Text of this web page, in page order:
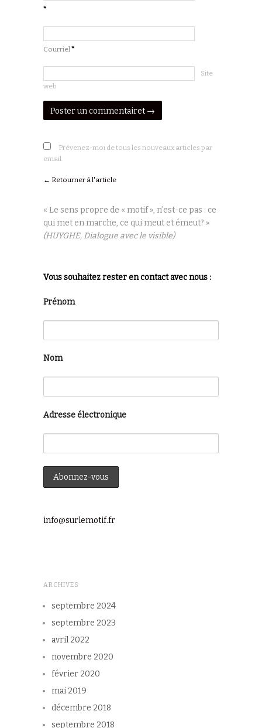
*
Courriel*
Site
web
Prévenez-moi de tous les nouveaux articles par
email.
← Retourner à l'article
« Le sens propre de « motif », n’est-ce pas : ce
qui met en marche, ce qui meut et émeut? »
(HUYGHE, Dialogue avec le visible)
Vous souhaitez rester en contact avec nous :
Prénom
Nom
Adresse électronique
info@surlemotif.fr
ARCHIVES
septembre 2024
septembre 2023
avril 2022
novembre 2020
février 2020
mai 2019
décembre 2018
septembre 2018